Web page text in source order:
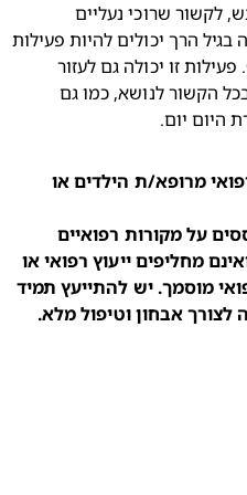
לוקחים כמובן מאליו, כמו להתלבש, לקשור שרוכי נעליים
ולהקליד. משחקי מוטוריקה עדינה בגיל הרך יכולים להיות פעילות
מהנה ולאפשר זמן איכות משותף. פעילות זו יכולה גם לעזור
לילדכם להשיג אבני דרך נוספות בכל הקשור לנושא, כמו גם
יום.
האמור לעיל אינו מחליף ייעוץ רפואי מרופא/ת הילדים או
התוכן והמידע במאמר זה, מבוססים על מקורות רפואיים
וממשלתיים מהארץ ומהעולם, ואינם מחליפים ייעוץ רפואי או
חוות דעת מקצועית של גורם רפואי מוסמך. יש להתייעץ תמיד
אבחון וטיפול מלא.